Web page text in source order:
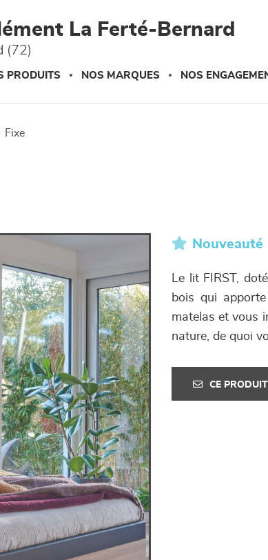
La Ferté-Bernard
(72)
PRODUITS NOS MARQUES NOS
fixe
Nouveauté
Le lit FIRST,
bois qui
matelas et vous
nature, de quoi
CE